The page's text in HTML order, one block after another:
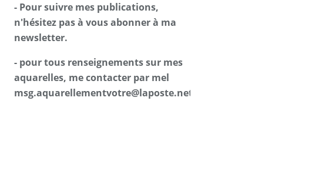
- Pour suivre mes publications,
n'hésitez pas à vous abonner à ma
newsletter.
- pour tous renseignements sur mes
aquarelles, me contacter par mel
msg.aquarellementvotre@laposte.net